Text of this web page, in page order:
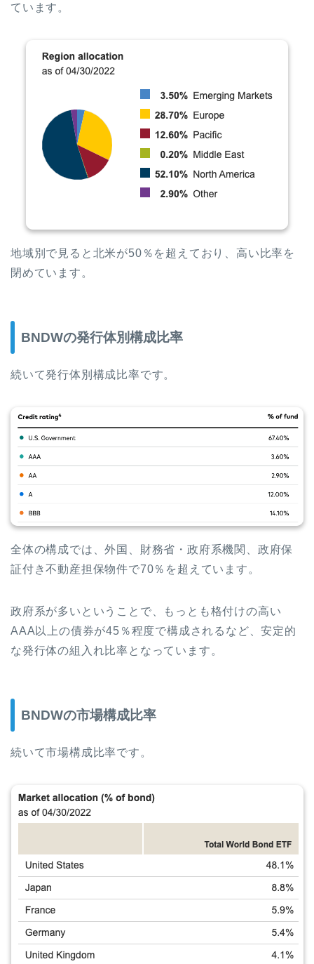
ています。
地域別で見ると北米が50％を超えており、高い比率を
閉めています。
BNDWの発行体別構成比率
続いて発行体別構成比率です。
全体の構成では、外国、財務省・政府系機関、政府保
証付き不動産担保物件で70％を超えています。
政府系が多いということで、もっとも格付けの高い
AAA以上の債券が45％程度で構成されるなど、安定的
な発行体の組入れ比率となっています。
BNDWの市場構成比率
続いて市場構成比率です。